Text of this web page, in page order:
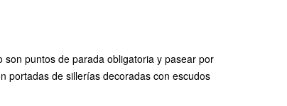
puntos de parada obligatoria y pasear por
portadas de sillerías decoradas con escudos